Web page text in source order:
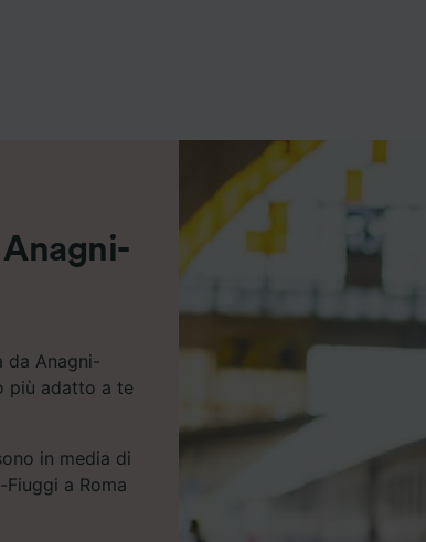
da Anagni-
più adatto a te
in media di
a Roma